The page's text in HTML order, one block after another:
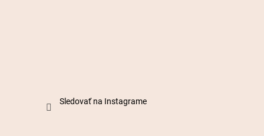
Sledovať na Instagrame